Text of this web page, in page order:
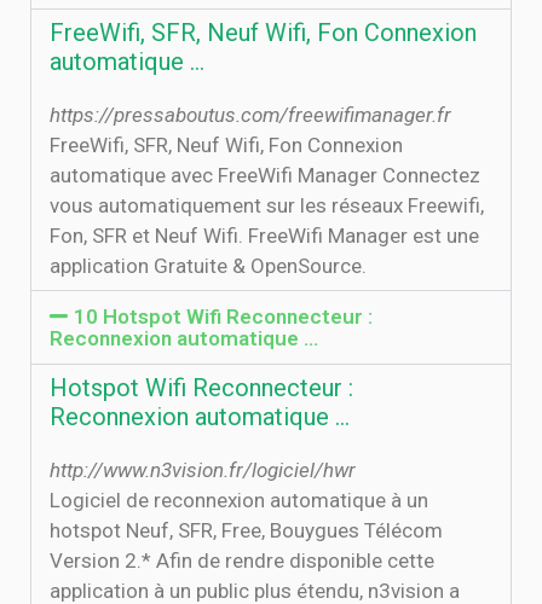
FreeWifi, SFR, Neuf Wifi, Fon Connexion
automatique …
https://pressaboutus.com/freewifimanager.fr
FreeWifi, SFR, Neuf Wifi, Fon Connexion
automatique avec FreeWifi Manager Connectez
vous automatiquement sur les réseaux Freewifi,
Fon, SFR et Neuf Wifi. FreeWifi Manager est une
application Gratuite & OpenSource.
10 Hotspot Wifi Reconnecteur :
Reconnexion automatique …
Hotspot Wifi Reconnecteur :
Reconnexion automatique …
http://www.n3vision.fr/logiciel/hwr
Logiciel de reconnexion automatique à un
hotspot Neuf, SFR, Free, Bouygues Télécom
Version 2.* Afin de rendre disponible cette
application à un public plus étendu, n3vision a